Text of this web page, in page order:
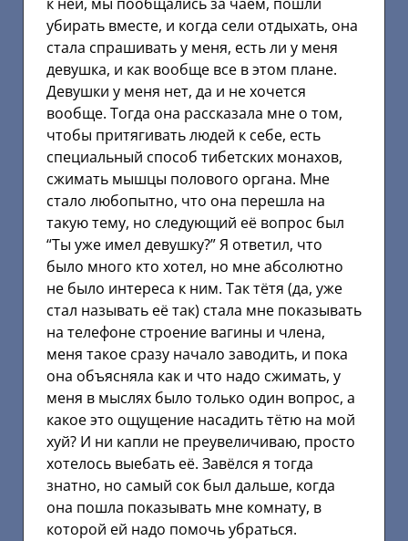
убирать вместе, и когда сели отдыхать, она
стала спрашивать у меня, есть ли у меня
девушка, и как вообще все в этом плане.
Девушки у меня нет, да и не хочется
вообще. Тогда она рассказала мне о том,
чтобы притягивать людей к себе, есть
специальный способ тибетских монахов,
сжимать мышцы полового органа. Мне
стало любопытно, что она перешла на
такую тему, но следующий её вопрос был
“Ты уже имел девушку?” Я ответил, что
было много кто хотел, но мне абсолютно
не было интереса к ним. Так тётя (да, уже
стал называть её так) стала мне показывать
на телефоне строение вагины и члена,
меня такое сразу начало заводить, и пока
она объясняла как и что надо сжимать, у
меня в мыслях было только один вопрос, а
какое это ощущение насадить тётю на мой
хуй? И ни капли не преувеличиваю, просто
хотелось выебать её. Завёлся я тогда
знатно, но самый сок был дальше, когда
она пошла показывать мне комнату, в
которой ей надо помочь убраться.